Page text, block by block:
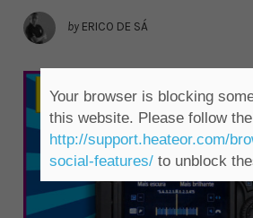
by ERICO DE SÁ
Your browser is blocking
this website. Please follow
http://support.heateor.com/
social-features/to unblock